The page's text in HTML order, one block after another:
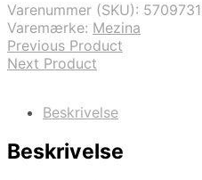
Varenummer (SKU):
Varemærke: Mezina
Previous Product
Next Product
Beskrivelse
Beskrivelse